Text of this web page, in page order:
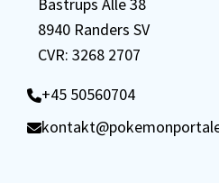
8940 Randers SV
CVR: 3268 2707
+45 50560704